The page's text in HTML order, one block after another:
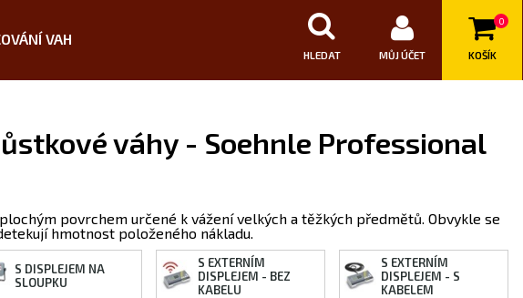
VAH
HLEDAT MŮJ ÚČET
0
KOŠÍK
váhy - Soehnle Professional
povrchem určené k vážení velkých a těžkých předmětů. Obvykle se
hmotnost položeného nákladu.
S DISPLEJEM NA
SLOUPKU
S EXTERNÍM
DISPLEJEM - BEZ
KABELU
S EXTERNÍM
DISPLEJEM - S
KABELEM